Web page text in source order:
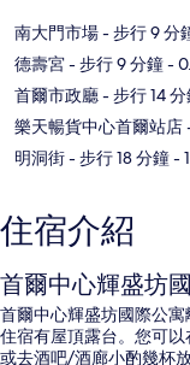
南大門市場- 步行 9 分
德壽宮- 步行 9 分鐘-
首爾市政廳- 步行 14
樂天暢貨中心首爾站店
明洞街- 步行 18 分鐘-
住宿介紹
首爾中心輝盛坊
首爾中心輝盛坊國際公寓
住宿有屋頂露台。您可
或去酒吧/酒廊小酌幾杯